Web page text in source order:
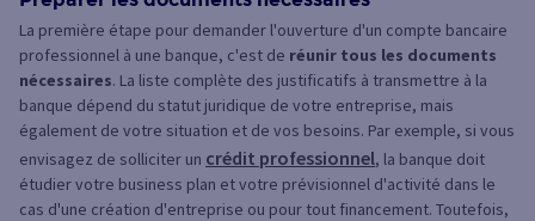
La première étape pour demander l'ouverture d'un compte bancaire
professionnel à une banque, c'est de réunir tous les documents
nécessaires. La liste complète des justificatifs à transmettre à la
banque dépend du statut juridique de votre entreprise, mais
également de votre situation et de vos besoins. Par exemple, si vous
envisagez de solliciter un crédit professionnel, la banque doit
étudier votre business plan et votre prévisionnel d'activité dans le
cas d'une création d'entreprise ou pour tout financement. Toutefois,